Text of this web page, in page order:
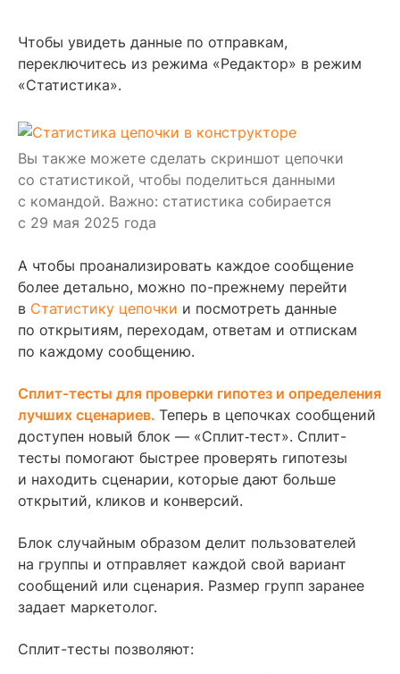
Чтобы увидеть данные по отправкам,
переключитесь из режима «Редактор» в режим
«Статистика».
Вы также можете сделать скриншот цепочки
со статистикой, чтобы поделиться данными
с командой. Важно: статистика собирается
с 29 мая 2025 года
А чтобы проанализировать каждое сообщение
более детально, можно по-прежнему перейти
в Статистику цепочки и посмотреть данные
по открытиям, переходам, ответам и отпискам
по каждому сообщению.
Сплит-тесты для проверки гипотез и определения
лучших сценариев. Теперь в цепочках сообщений
доступен новый блок — «Сплит‑тест». Сплит-
тесты помогают быстрее проверять гипотезы
и находить сценарии, которые дают больше
открытий, кликов и конверсий.
Блок случайным образом делит пользователей
на группы и отправляет каждой свой вариант
сообщений или сценария. Размер групп заранее
задает маркетолог.
Сплит-тесты позволяют: